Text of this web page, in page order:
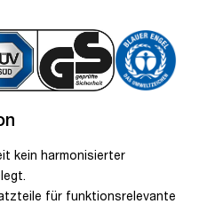
kein harmonisierter
für funktionsrelevante